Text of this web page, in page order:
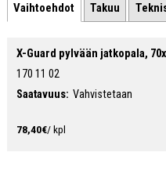
Vaihtoehdot Takuu
X-Guard pylvään jatkopala,
170 11 02
Saatavuus: Vahvistetaan
78,40€/ kpl